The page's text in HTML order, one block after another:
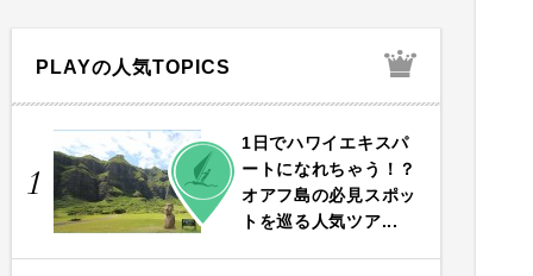
PLAYの人気TOPICS
1
PLAY
1日でハワイエキスパ
ートになれちゃう！？
オアフ島の必見スポッ
トを巡る人気ツア...